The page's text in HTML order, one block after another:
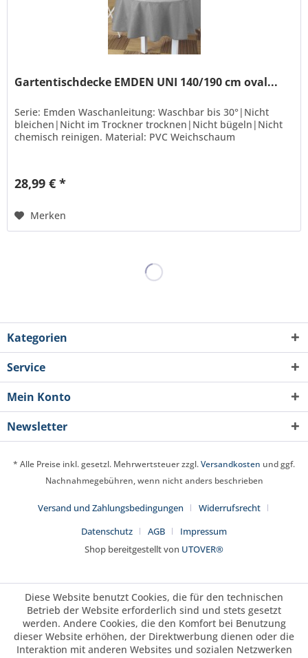
Gartentischdecke EMDEN UNI 140/190 cm oval...
Serie: Emden Waschanleitung: Waschbar bis 30°|Nicht
bleichen|Nicht im Trockner trocknen|Nicht bügeln|Nicht
chemisch reinigen. Material: PVC Weichschaum
28,99 € *
Merken
Kategorien
Service
Mein Konto
Newsletter
* Alle Preise inkl. gesetzl. Mehrwertsteuer zzgl.Versandkosten und ggf.
Nachnahmegebühren, wenn nicht anders beschrieben
Versand und Zahlungsbedingungen
Widerrufsrecht
Datenschutz
AGB
Impressum
Shop bereitgestellt von UTOVER®
Diese Website benutzt Cookies, die für den technischen
Betrieb der Website erforderlich sind und stets gesetzt
werden. Andere Cookies, die den Komfort bei Benutzung
dieser Website erhöhen, der Direktwerbung dienen oder die
Interaktion mit anderen Websites und sozialen Netzwerken